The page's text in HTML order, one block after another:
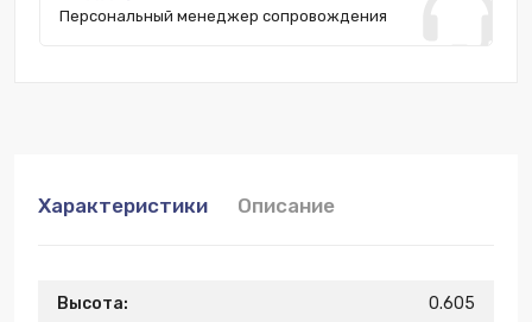
Персональный менеджер сопровождения
Характеристики Описание
Высота: 0.605